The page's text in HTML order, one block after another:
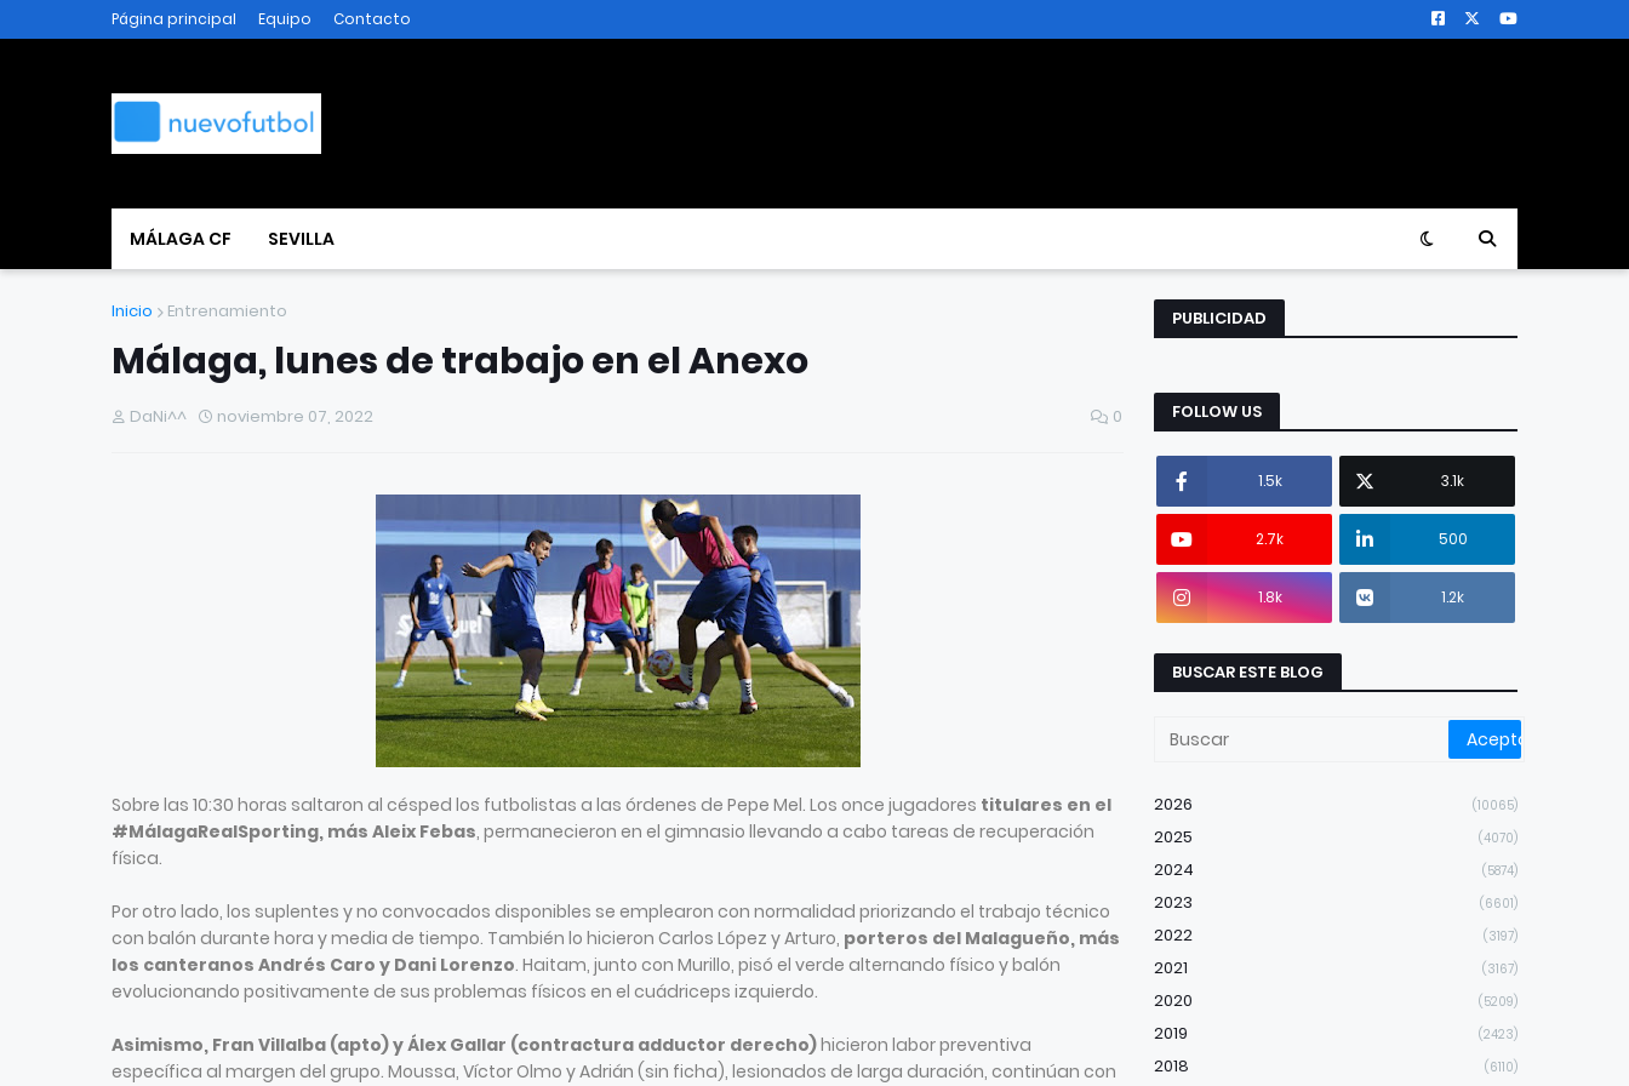
Página principal Equipo Contacto
MÁLAGA CF SEVILLA
Inicio Entrenamiento
Málaga, lunes de trabajo en el Anexo
DaNi^^ noviembre 07, 2022 0
Sobre las 10:30 horas saltaron al césped los futbolistas a las órdenes de Pepe Mel. Los once jugadores titulares en el
#MálagaRealSporting, más Aleix Febas, permanecieron en el gimnasio llevando a cabo tareas de recuperación
física.
Por otro lado, los suplentes y no convocados disponibles se emplearon con normalidad priorizando el trabajo técnico
con balón durante hora y media de tiempo. También lo hicieron Carlos López y Arturo, porteros del Malagueño, más
los canteranos Andrés Caro y Dani Lorenzo. Haitam, junto con Murillo, pisó el verde alternando físico y balón
evolucionando positivamente de sus problemas físicos en el cuádriceps izquierdo.
Asimismo, Fran Villalba (apto) y Álex Gallar (contractura adductor derecho)hicieron labor preventiva
específica al margen del grupo. Moussa, Víctor Olmo y Adrián (sin ficha), lesionados de larga duración, continúan con
PUBLICIDAD
FOLLOW US
1.5k 3.1k
2.7k 500
1.8k 1.2k
BUSCAR ESTE BLOG
2026 (10065)
2025 (4070)
2024 (5874)
2023 (6601)
2022 (3197)
2021 (3167)
2020 (5209)
2019 (2423)
2018 (6110)